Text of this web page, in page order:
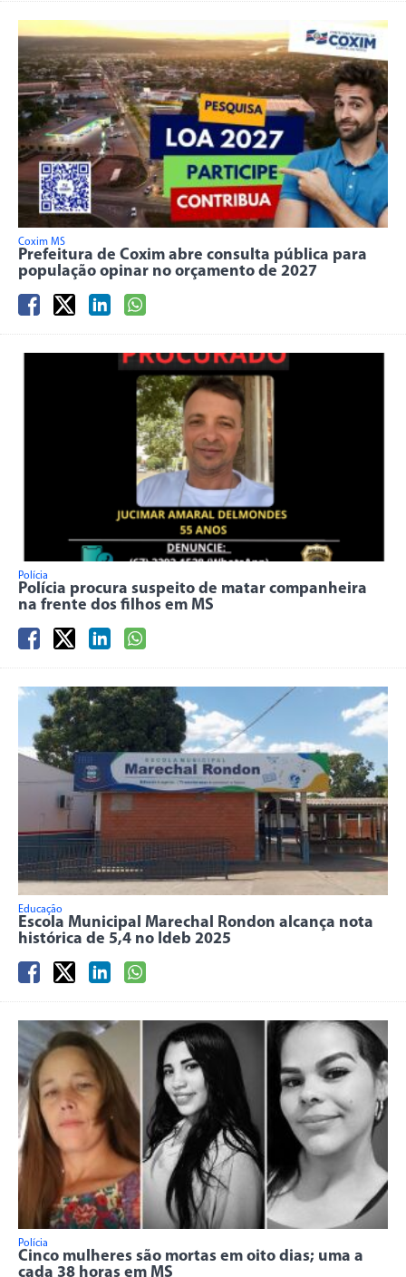
Coxim MS
Prefeitura de Coxim abre consulta pública para
população opinar no orçamento de 2027
Polícia
Polícia procura suspeito de matar companheira
na frente dos filhos em MS
Educação
Escola Municipal Marechal Rondon alcança nota
histórica de 5,4 no Ideb 2025
Polícia
Cinco mulheres são mortas em oito dias; uma a
cada 38 horas em MS